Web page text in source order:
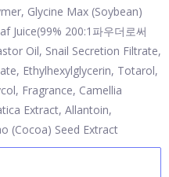
Glycine Max (Soybean)
Juice(99% 200:1파우더로써
Oil, Snail Secretion Filtrate,
Ethylhexylglycerin, Totarol,
Fragrance, Camellia
Extract, Allantoin,
(Cocoa) Seed Extract